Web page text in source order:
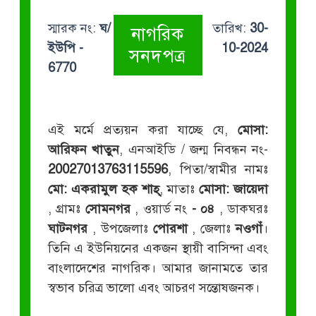
স্মারক নং:ঘ/
ইউপি -
6770
নাগরিক
সনদপত্র
তারিখ: 30-
10-2024
এই মর্মে প্রত্যয়ন করা যাচ্ছে যে,মোসা:
আরিফন খাতুন, এনআইডি / জন্ম নিবন্ধন নং-
20027013763115596, পিতা/স্বামীর নামঃ
মো: একরামুল হক শাহ্, মাতাঃমোসা: জায়েদা
, গ্রামঃ সোমনগর , ওয়ার্ড নং - ০৪ , ডাকঘরঃ
ঘাটনগর , উপজেলাঃ পোরশা , জেলাঃনওগাঁ।
তিনি এ ইউনিয়নের একজন স্থায়ী বাসিন্দা এবং
বাংলাদেশের নাগরিক। আমার জানামতে তার
স্বভাব চরিত্র ভালো এবং আচরণ সন্তোষজনক।